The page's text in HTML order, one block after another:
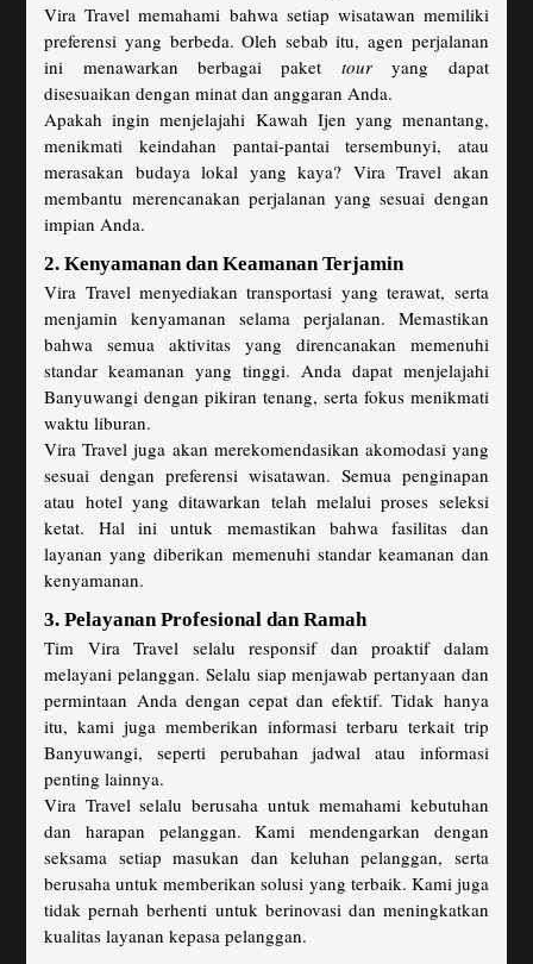
Vira Travel memahami bahwa setiap wisatawan memiliki
preferensi yang berbeda. Oleh sebab itu, agen perjalanan
ini menawarkan berbagai paket touryang dapat
disesuaikan dengan minat dan anggaran Anda.
Apakah ingin menjelajahi Kawah Ijen yang menantang,
menikmati keindahan pantai-pantai tersembunyi, atau
merasakan budaya lokal yang kaya? Vira Travel akan
membantu merencanakan perjalanan yang sesuai dengan
impian Anda.
2. Kenyamanan dan Keamanan Terjamin
Vira Travel menyediakan transportasi yang terawat, serta
menjamin kenyamanan selama perjalanan. Memastikan
bahwa semua aktivitas yang direncanakan memenuhi
standar keamanan yang tinggi. Anda dapat menjelajahi
Banyuwangi dengan pikiran tenang, serta fokus menikmati
waktu liburan.
Vira Travel juga akan merekomendasikan akomodasi yang
sesuai dengan preferensi wisatawan. Semua penginapan
atau hotel yang ditawarkan telah melalui proses seleksi
ketat. Hal ini untuk memastikan bahwa fasilitas dan
layanan yang diberikan memenuhi standar keamanan dan
kenyamanan.
3. Pelayanan Profesional dan Ramah
Tim Vira Travel selalu responsif dan proaktif dalam
melayani pelanggan. Selalu siap menjawab pertanyaan dan
permintaan Anda dengan cepat dan efektif. Tidak hanya
itu, kami juga memberikan informasi terbaru terkait trip
Banyuwangi, seperti perubahan jadwal atau informasi
penting lainnya.
Vira Travel selalu berusaha untuk memahami kebutuhan
dan harapan pelanggan. Kami mendengarkan dengan
seksama setiap masukan dan keluhan pelanggan, serta
berusaha untuk memberikan solusi yang terbaik. Kami juga
tidak pernah berhenti untuk berinovasi dan meningkatkan
kualitas layanan kepasa pelanggan.